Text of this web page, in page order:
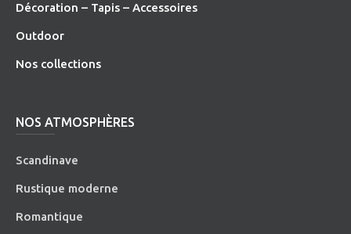
Décoration – Tapis – Accessoires
Outdoor
Nos collections
NOS ATMOSPHÈRES
Scandinave
Rustique moderne
Romantique